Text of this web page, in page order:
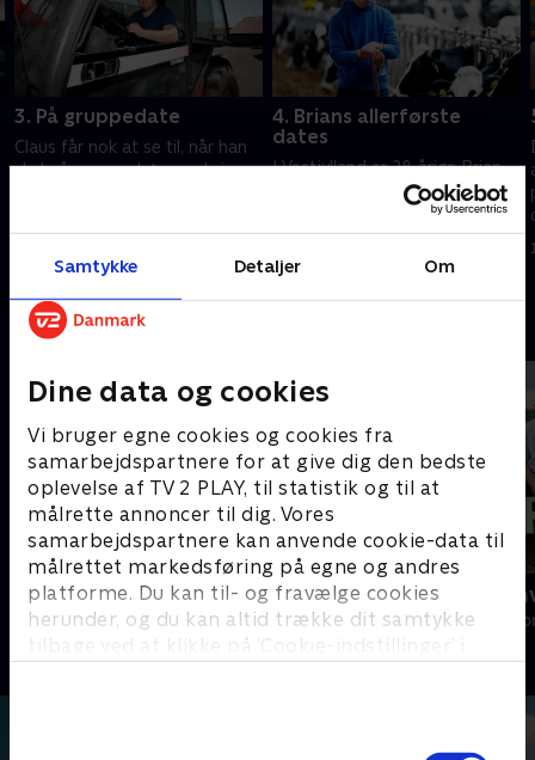
Samtykke Detaljer Om
Dine data og cookies
Vi bruger egne cookies og cookies fra
samarbejdspartnere for at give dig den bedste
oplevelse af TV 2 PLAY, til statistik og til at
målrette annoncer til dig. Vores
samarbejdspartnere kan anvende cookie-data til
målrettet markedsføring på egne og andres
platforme. Du kan til- og fravælge cookies
herunder, og du kan altid trække dit samtykke
tilbage ved at klikke på ’Cookie-indstillinger’ i
3. På gruppedate
Claus får nok at se til, når han
skal på gruppedate med sine
fra start, når de flytter ind hos
hende.
4. Brians allerførste
dates
I Vestjylland er 28-årige Brian
rystende nervøs - han skal på
sit livs allerførste date. Og det
bliver en overvældende debut
med hele fem speeddates på
én dag.
25. august 2020 • 40 min
Andre så også
Forræder
Reality • 4 sæsoner
Kærlighed
Reality • 8